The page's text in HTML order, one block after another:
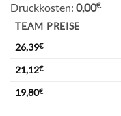
Druckkosten: 0,00€
TEAM PREISE
26,39€
21,12€
19,80€